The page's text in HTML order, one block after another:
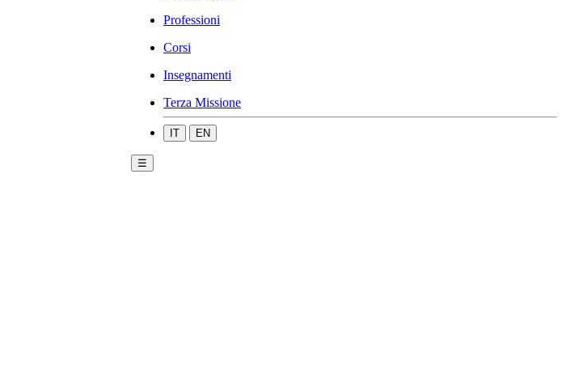
Professioni
Corsi
Insegnamenti
Terza Missione
IT EN
☰